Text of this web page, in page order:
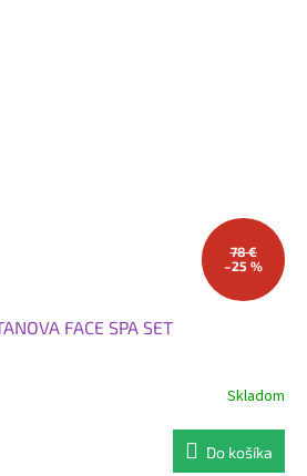
78 €
–25 %
FACE SPA SET
Skladom
Do košíka